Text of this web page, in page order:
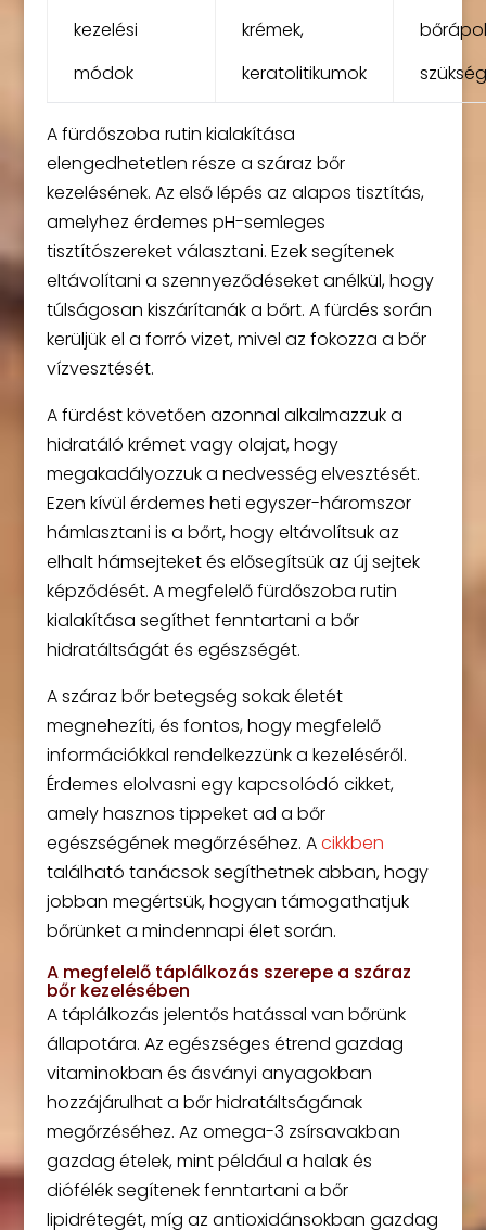
kezelési
módok
krémek,
keratolitikumok
A fürdőszoba rutin kialakítása
elengedhetetlen része a száraz bőr
kezelésének. Az első lépés az alapos tisztítás,
amelyhez érdemes pH-semleges
tisztítószereket választani. Ezek segítenek
eltávolítani a szennyeződéseket anélkül, hogy
túlságosan kiszárítanák a bőrt. A fürdés során
kerüljük el a forró vizet, mivel az fokozza a bőr
vízvesztését.
A fürdést követően azonnal alkalmazzuk a
hidratáló krémet vagy olajat, hogy
megakadályozzuk a nedvesség elvesztését.
Ezen kívül érdemes heti egyszer-háromszor
hámlasztani is a bőrt, hogy eltávolítsuk az
elhalt hámsejteket és elősegítsük az új sejtek
képződését. A megfelelő fürdőszoba rutin
kialakítása segíthet fenntartani a bőr
hidratáltságát és egészségét.
A száraz bőr betegség sokak életét
megnehezíti, és fontos, hogy megfelelő
információkkal rendelkezzünk a kezeléséről.
Érdemes elolvasni egy kapcsolódó cikket,
amely hasznos tippeket ad a bőr
egészségének megőrzéséhez. Acikkben
található tanácsok segíthetnek abban, hogy
jobban megértsük, hogyan támogathatjuk
bőrünket a mindennapi élet során.
A megfelelő táplálkozás szerepe a száraz
bőr kezelésében
A táplálkozás jelentős hatással van bőrünk
állapotára. Az egészséges étrend gazdag
vitaminokban és ásványi anyagokban
hozzájárulhat a bőr hidratáltságának
megőrzéséhez. Az omega-3 zsírsavakban
gazdag ételek, mint például a halak és
diófélék segítenek fenntartani a bőr
lipidrétegét, míg az antioxidánsokban gazdag